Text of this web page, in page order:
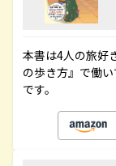
本書は4人の旅好
の歩き方』で働
です。